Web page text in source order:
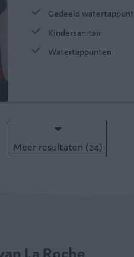
Gedeeld watertappunt
Kindersanitair
Watertappunten
Meer resultaten (24)
La Roche